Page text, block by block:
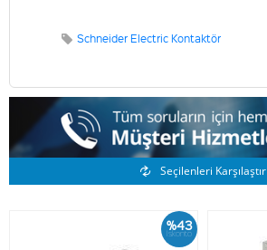
Schneider Electric Kontaktör
Benzer Ürünler
Seçilenleri Karşılaştır
%43
İskonto